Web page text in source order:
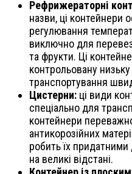
Рефрижераторні
назви, ці контейнери
регулювання
виключно для
та фрукти. Ці
контрольовану
транспортування
Цистерни: ці види
спеціально для
контейнери
антикорозійних
робить їх
на великі відстані.